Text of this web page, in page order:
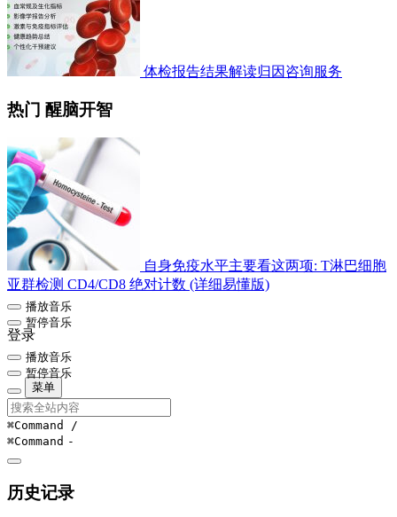
体检报告结果解读归因咨询服务
热门 醒脑开智
自身免疫水平主要看这两项: T淋巴细胞
亚群检测 CD4/CD8 绝对计数 (详细易懂版)
播放音乐
暂停音乐
登录
播放音乐
暂停音乐
菜单
⌘Command /
⌘Command -
历史记录